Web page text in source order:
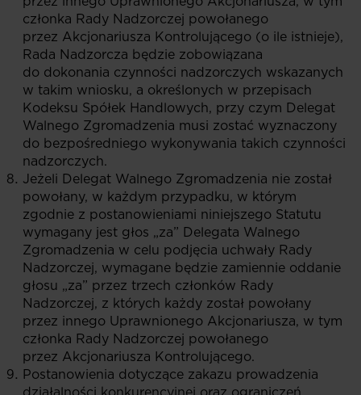
członka Rady Nadzorczej powołanego
przez Akcjonariusza Kontrolującego (o ile istnieje),
Rada Nadzorcza będzie zobowiązana
do dokonania czynności nadzorczych wskazanych
w takim wniosku, a określonych w przepisach
Kodeksu Spółek Handlowych, przy czym Delegat
Walnego Zgromadzenia musi zostać wyznaczony
do bezpośredniego wykonywania takich czynności
nadzorczych.
Jeżeli Delegat Walnego Zgromadzenia nie został
powołany, w każdym przypadku, w którym
zgodnie z postanowieniami niniejszego Statutu
wymagany jest głos „za” Delegata Walnego
Zgromadzenia w celu podjęcia uchwały Rady
Nadzorczej, wymagane będzie zamiennie oddanie
głosu „za” przez trzech członków Rady
Nadzorczej, z których każdy został powołany
przez innego Uprawnionego Akcjonariusza, w tym
członka Rady Nadzorczej powołanego
przez Akcjonariusza Kontrolującego.
Postanowienia dotyczące zakazu prowadzenia